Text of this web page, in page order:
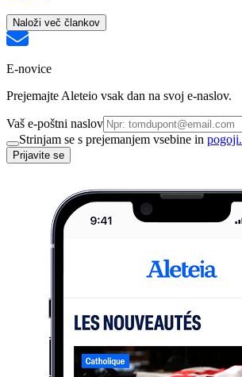
Naloži več člankov
E-novice
Prejemajte Aleteio vsak dan na svoj e-naslov.
Vaš e-poštni naslov
Strinjam se s prejemanjem vsebine in pogoji.
Prijavite se